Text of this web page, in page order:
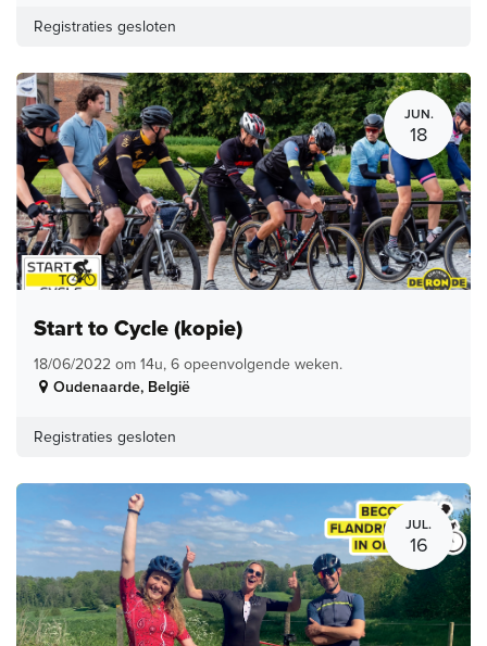
Registraties gesloten
JUN.
18
Start to Cycle (kopie)
18/06/2022 om 14u, 6 opeenvolgende weken.
Oudenaarde, België
Registraties gesloten
JUL.
16